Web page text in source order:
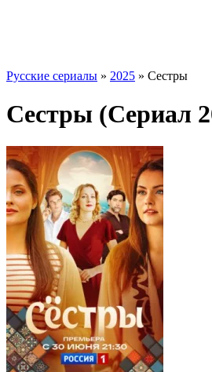
Русские сериалы » 2025 » Сестры
Сестры (Сериал